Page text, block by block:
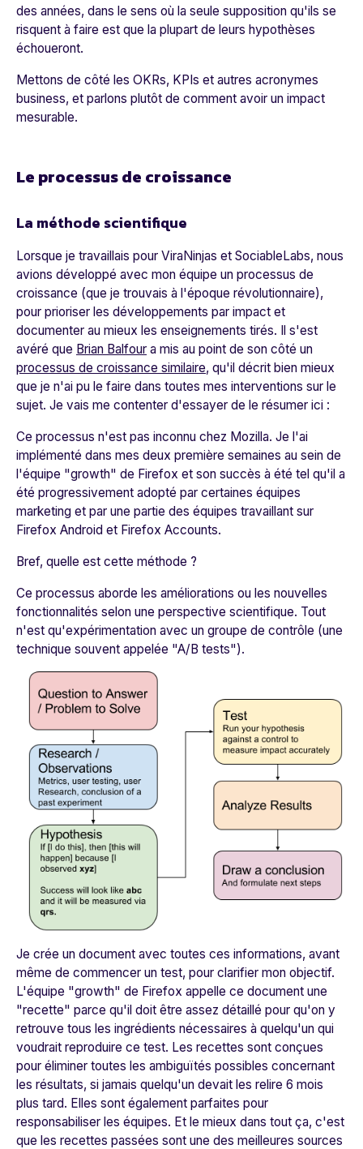
des années, dans le sens où la seule supposition qu'ils se
risquent à faire est que la plupart de leurs hypothèses
échoueront.
Mettons de côté les OKRs, KPIs et autres acronymes
business, et parlons plutôt de comment avoir un impact
mesurable.
Le processus de croissance
La méthode scientifique
Lorsque je travaillais pour ViraNinjas et SociableLabs, nous
avions développé avec mon équipe un processus de
croissance (que je trouvais à l'époque révolutionnaire),
pour prioriser les développements par impact et
documenter au mieux les enseignements tirés. Il s'est
avéré que Brian Balfour a mis au point de son côté un
processus de croissance similaire, qu'il décrit bien mieux
que je n'ai pu le faire dans toutes mes interventions sur le
sujet. Je vais me contenter d'essayer de le résumer ici :
Ce processus n'est pas inconnu chez Mozilla. Je l'ai
implémenté dans mes deux première semaines au sein de
l'équipe "growth" de Firefox et son succès à été tel qu'il a
été progressivement adopté par certaines équipes
marketing et par une partie des équipes travaillant sur
Firefox Android et Firefox Accounts.
Bref, quelle est cette méthode ?
Ce processus aborde les améliorations ou les nouvelles
fonctionnalités selon une perspective scientifique. Tout
n'est qu'expérimentation avec un groupe de contrôle (une
technique souvent appelée "A/B tests").
Je crée un document avec toutes ces informations, avant
même de commencer un test, pour clarifier mon objectif.
L'équipe "growth" de Firefox appelle ce document une
"recette" parce qu'il doit être assez détaillé pour qu'on y
retrouve tous les ingrédients nécessaires à quelqu'un qui
voudrait reproduire ce test. Les recettes sont conçues
pour éliminer toutes les ambiguïtés possibles concernant
les résultats, si jamais quelqu'un devait les relire 6 mois
plus tard. Elles sont également parfaites pour
responsabiliser les équipes. Et le mieux dans tout ça, c'est
que les recettes passées sont une des meilleures sources